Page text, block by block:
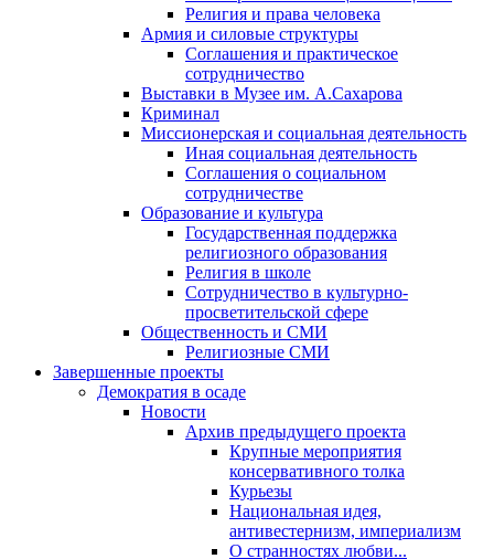
Религия и права человека
Армия и силовые структуры
Соглашения и практическое
сотрудничество
Выставки в Музее им. А.Сахарова
Криминал
Миссионерская и социальная деятельность
Иная социальная деятельность
Соглашения о социальном
сотрудничестве
Образование и культура
Государственная поддержка
религиозного образования
Религия в школе
Сотрудничество в культурно-
просветительской сфере
Общественность и СМИ
Религиозные СМИ
Завершенные проекты
Демократия в осаде
Новости
Архив предыдущего проекта
Крупные мероприятия
консервативного толка
Курьезы
Национальная идея,
антивестернизм, империализм
О странностях любви...